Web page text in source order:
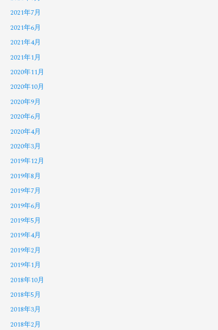
2021年7月
2021年6月
2021年4月
2021年1月
2020年11月
2020年10月
2020年9月
2020年6月
2020年4月
2020年3月
2019年12月
2019年8月
2019年7月
2019年6月
2019年5月
2019年4月
2019年2月
2019年1月
2018年10月
2018年5月
2018年3月
2018年2月